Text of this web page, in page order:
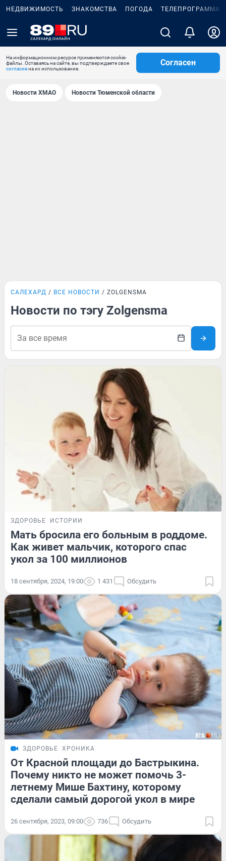
НЕДВИЖИМОСТЬ ЗНАКОМСТВА ПОГОДА ТЕЛЕПРОГРАММА
На информационном ресурсе применяются cookie-
файлы. Оставаясь на сайте, вы подтверждаете свое
согласиена их использование.
Согласен
Новости ХМАО Новости Тюменской области
САЛЕХАРД ВСЕ НОВОСТИ ZOLGENSMA
Новости по тэгу Zolgensma
ЗДОРОВЬЕ ИСТОРИИ
Мать бросила его больным в роддоме.
Как живет мальчик, которого спас
укол за 100 миллионов
18 сентября, 2024, 19:00 1 431 Обсудить
ЗДОРОВЬЕ ХРОНИКА
От Красной площади до Бастрыкина.
Почему никто не может помочь 3-
летнему Мише Бахтину, которому
сделали самый дорогой укол в мире
26 сентября, 2023, 09:00 736 Обсудить